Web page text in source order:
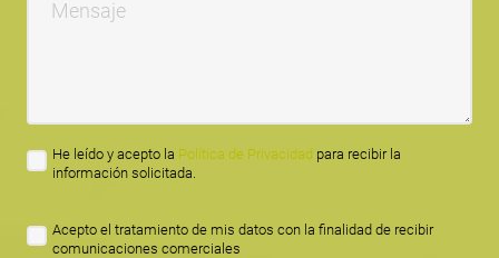
He leído y acepto la Política de Privacidad para recibir la
información solicitada.
Acepto el tratamiento de mis datos con la finalidad de recibir
comunicaciones comerciales